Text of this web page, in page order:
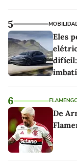
5
Eles
difícil:
6
De